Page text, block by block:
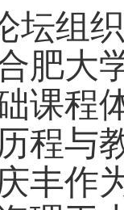
坛组
肥大
程
程与
丰作